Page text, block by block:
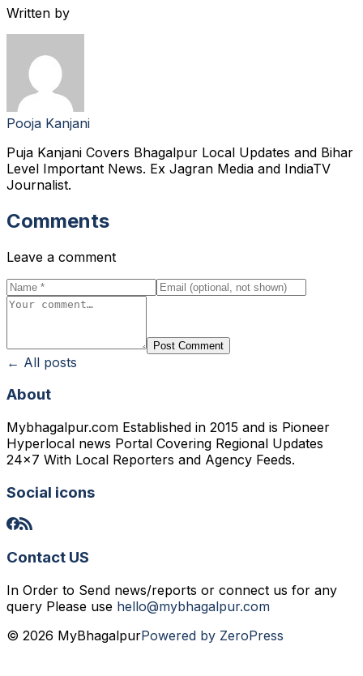
Written by
Pooja Kanjani
Puja Kanjani Covers Bhagalpur Local Updates and Bihar
Level Important News. Ex Jagran Media and IndiaTV
Journalist.
Comments
Leave a comment
Post Comment
← All posts
About
Mybhagalpur.com Established in 2015 and is Pioneer
Hyperlocal news Portal Covering Regional Updates
24x7 With Local Reporters and Agency Feeds.
Social icons
Contact US
In Order to Send news/reports or connect us for any
query Please use hello@mybhagalpur.com
© 2026 MyBhagalpurPowered by ZeroPress